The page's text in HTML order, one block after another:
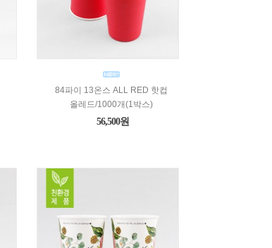
84파이 13온스 ALL RED 핫컵
올레드/1000개(1박스)
56,500원